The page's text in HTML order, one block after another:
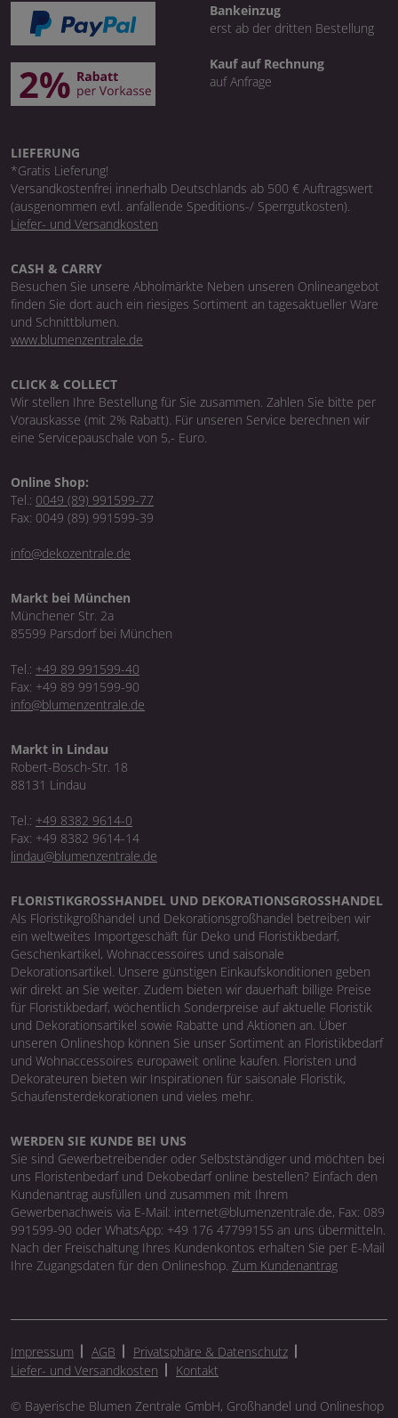
Bankeinzug
erst ab der dritten Bestellung
Kauf auf Rechnung
auf Anfrage
LIEFERUNG
*Gratis Lieferung!
Versandkostenfrei innerhalb Deutschlands ab 500 € Auftragswert
(ausgenommen evtl. anfallende Speditions-/ Sperrgutkosten).
Liefer- und Versandkosten
CASH & CARRY
Besuchen Sie unsere Abholmärkte Neben unseren Onlineangebot
finden Sie dort auch ein riesiges Sortiment an tagesaktueller Ware
und Schnittblumen.
www.blumenzentrale.de
CLICK & COLLECT
Wir stellen Ihre Bestellung für Sie zusammen. Zahlen Sie bitte per
Vorauskasse (mit 2% Rabatt). Für unseren Service berechnen wir
eine Servicepauschale von 5,- Euro.
Online Shop:
Tel.: 0049 (89) 991599-77
Fax: 0049 (89) 991599-39
info@dekozentrale.de
Markt bei München
Münchener Str. 2a
85599 Parsdorf bei München
Tel.: +49 89 991599-40
Fax: +49 89 991599-90
info@blumenzentrale.de
Markt in Lindau
Robert-Bosch-Str. 18
88131 Lindau
Tel.: +49 8382 9614-0
Fax: +49 8382 9614-14
lindau@blumenzentrale.de
FLORISTIKGROSSHANDEL UND DEKORATIONSGROSSHANDEL
Als Floristikgroßhandel und Dekorationsgroßhandel betreiben wir
ein weltweites Importgeschäft für Deko und Floristikbedarf,
Geschenkartikel, Wohnaccessoires und saisonale
Dekorationsartikel. Unsere günstigen Einkaufskonditionen geben
wir direkt an Sie weiter. Zudem bieten wir dauerhaft billige Preise
für Floristikbedarf, wöchentlich Sonderpreise auf aktuelle Floristik
und Dekorationsartikel sowie Rabatte und Aktionen an. Über
unseren Onlineshop können Sie unser Sortiment an Floristikbedarf
und Wohnaccessoires europaweit online kaufen. Floristen und
Dekorateuren bieten wir Inspirationen für saisonale Floristik,
Schaufensterdekorationen und vieles mehr.
WERDEN SIE KUNDE BEI UNS
Sie sind Gewerbetreibender oder Selbstständiger und möchten bei
uns Floristenbedarf und Dekobedarf online bestellen? Einfach den
Kundenantrag ausfüllen und zusammen mit Ihrem
Gewerbenachweis via E-Mail: internet@blumenzentrale.de, Fax: 089
991599-90 oder WhatsApp: +49 176 47799155 an uns übermitteln.
Nach der Freischaltung Ihres Kundenkontos erhalten Sie per E-Mail
Ihre Zugangsdaten für den Onlineshop. Zum Kundenantrag
Impressum AGB
Privatsphäre & Datenschutz
Liefer- und Versandkosten
Kontakt
© Bayerische Blumen Zentrale GmbH, Großhandel und Onlineshop